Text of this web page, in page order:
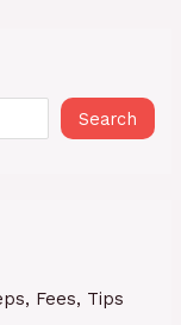
Search
Fees, Tips